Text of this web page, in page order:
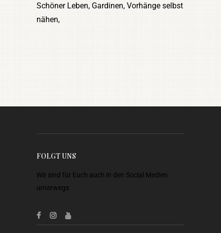
Schöner Leben, Gardinen, Vorhänge selbst
nähen,
FOLGT UNS
Wir sind für Euch auch in den Social Medien
unterwegs